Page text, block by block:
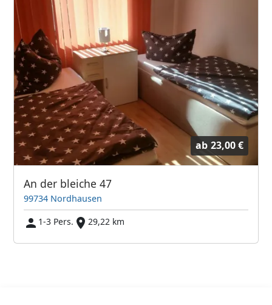
ab 23,00 €
An der bleiche 47
99734 Nordhausen
1-3 Pers.
29,22 km